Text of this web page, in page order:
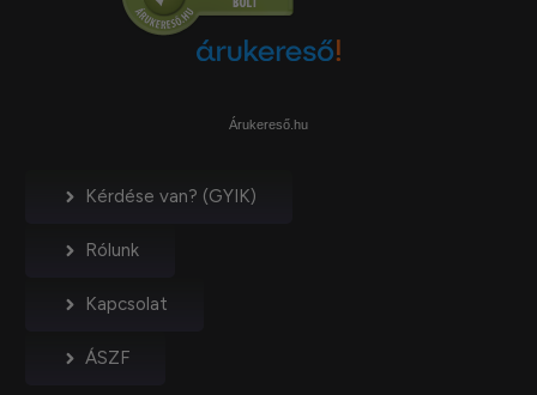
Árukereső.hu
Kérdése van? (GYIK)
Rólunk
Kapcsolat
ÁSZF